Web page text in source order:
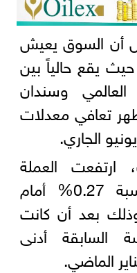
أن السوق يعيش
يقع حالياً بين
وسندان
تعافي معدلات
الجاري.
ارتفعت العملة
الماليزية "الرينغيت" بنسبة 0.27% أمام
وذلك بعد أن كانت
أدنى
الماضي.